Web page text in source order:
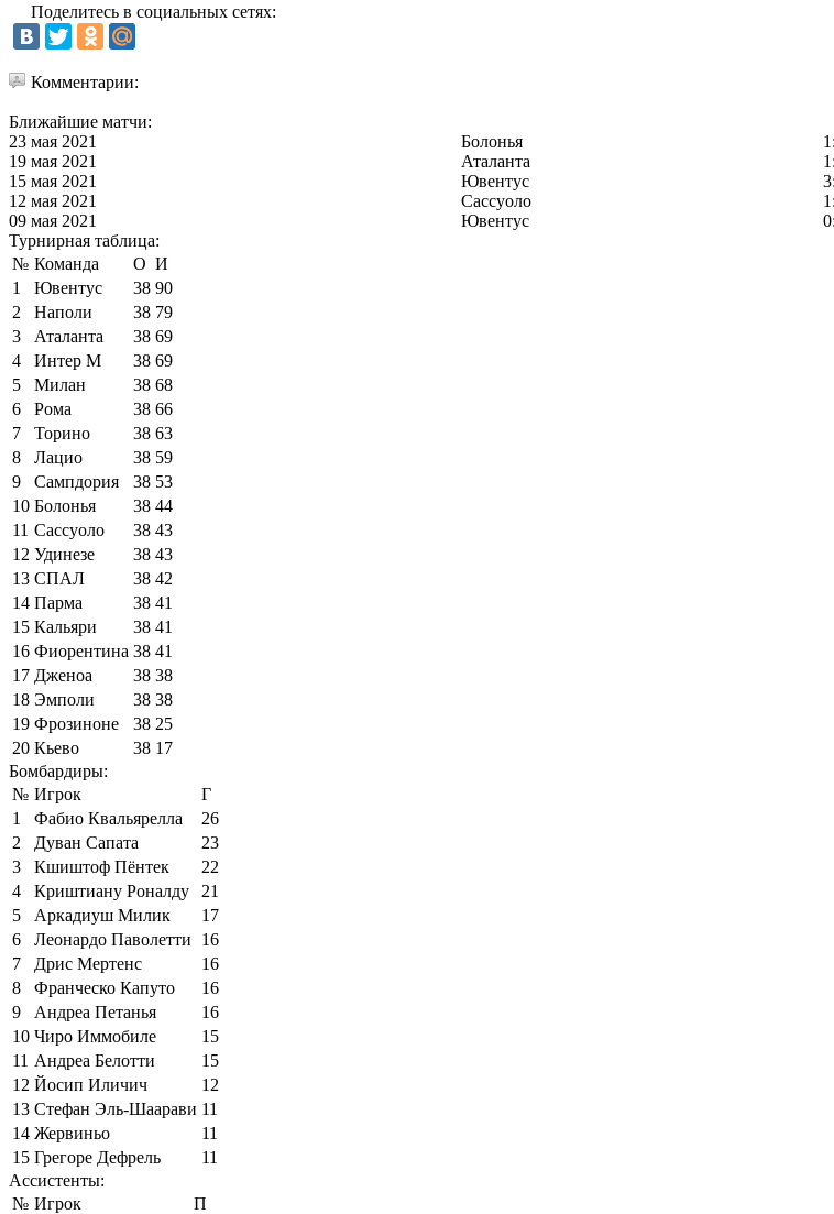
Поделитесь в социальных сетях:
Комментарии:
Ближайшие матчи:
23 мая 2021
Болонья
19 мая 2021
Аталанта
15 мая 2021
Ювентус
12 мая 2021
Сассуоло
09 мая 2021
Ювентус
Турнирная таблица:
№ Команда О И
1
Ювентус 38 90
2
Наполи 38 79
3
Аталанта 38 69
4
Интер М 38 69
5
Милан 38 68
6
Рома 38 66
7
Торино 38 63
8
Лацио 38 59
9
Сампдория 38 53
10 Болонья 38 44
11 Сассуоло 38 43
12 Удинезе 38 43
13 СПАЛ 38 42
14 Парма 38 41
15 Кальяри 38 41
16 Фиорентина 38 41
17 Дженоа 38 38
18 Эмполи 38 38
19 Фрозиноне 38 25
20 Кьево 38 17
Бомбардиры:
№ Игрок
Г
1
Фабио Квальярелла
26
2
Дуван Сапата
23
3
Кшиштоф Пёнтек
22
4
Криштиану Роналду
21
5
Аркадиуш Милик
17
6
Леонардо Паволетти
16
7
Дрис Мертенс
16
8
Франческо Капуто
16
9
Андреа Петанья
16
10 Чиро Иммобиле
15
11 Андреа Белотти
15
12 Йосип Иличич
12
13 Стефан Эль-Шаарави 11
14 Жервиньо
11
15 Грегоре Дефрель
11
Ассистенты:
№ Игрок
П